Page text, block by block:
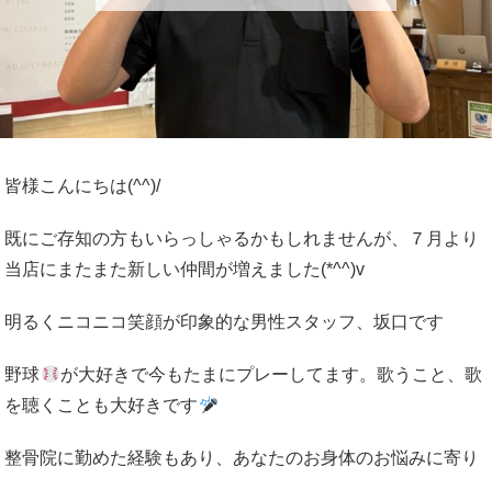
皆様こんにちは(^^)/
既にご存知の方もいらっしゃるかもしれませんが、７月より
当店にまたまた新しい仲間が増えました(*^^)v
明るくニコニコ笑顔が印象的な男性スタッフ、坂口です
野球
が大好きで今もたまにプレーしてます。歌うこと、歌
を聴くことも大好きです
整骨院に勤めた経験もあり、あなたのお身体のお悩みに寄り